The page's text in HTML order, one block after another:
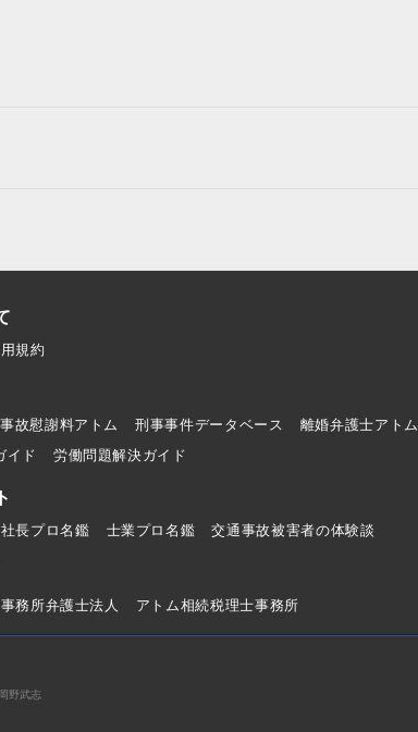
規約
事故慰謝料アトム 刑事事件データベース
離婚弁護士アトム
イド 労働問題解決ガイド
社長プロ名鑑 士業プロ名鑑 交通事故被害者の体験談
務所弁護士法人 アトム相続税理士事務所
野武志